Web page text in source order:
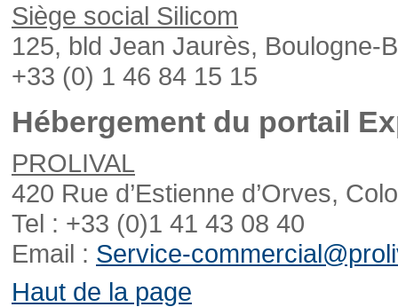
Siège social Silicom
125, bld Jean Jaurès, Boulogne-
+33 (0) 1 46 84 15 15
Hébergement du portail
PROLIVAL
420 Rue d’Estienne d’Orves,
Tel : +33 (0)1 41 43 08 40
Email : Service-
Haut de la page